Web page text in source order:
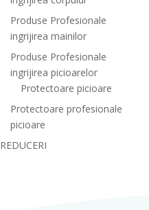
Produse Profesionale
ingrijirea mainilor
Produse Profesionale
ingrijirea picioarelor
Protectoare picioare
Protectoare profesionale
picioare
REDUCERI